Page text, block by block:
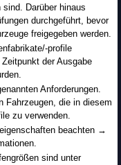
Darüber hinaus
durchgeführt, bevor
freigegeben werden.
profile
der Ausgabe
Anforderungen.
Fahrzeugen, die in diesem
zu verwenden.
beachten →
sind unter